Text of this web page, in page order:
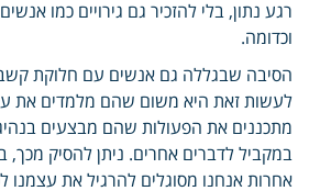
רגע נתון, בלי להזכיר גם גירויים כמו
וכדומה.
הסיבה שבגללה גם אנשים עם חלוקת קשב
לעשות זאת היא משום שהם מלמדים את
מתכננים את הפעולות שהם מבצעים
במקביל לדברים אחרים. ניתן להסיק מכך,
אחרות אנחנו מסוגלים להרגיל את עצמנו